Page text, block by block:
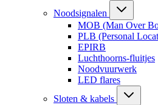
Noodsignalen
MOB (Man Over
PLB (Personal
EPIRB
Luchthoorns-fluitjes
Noodvuurwerk
LED flares
Sloten & kabels